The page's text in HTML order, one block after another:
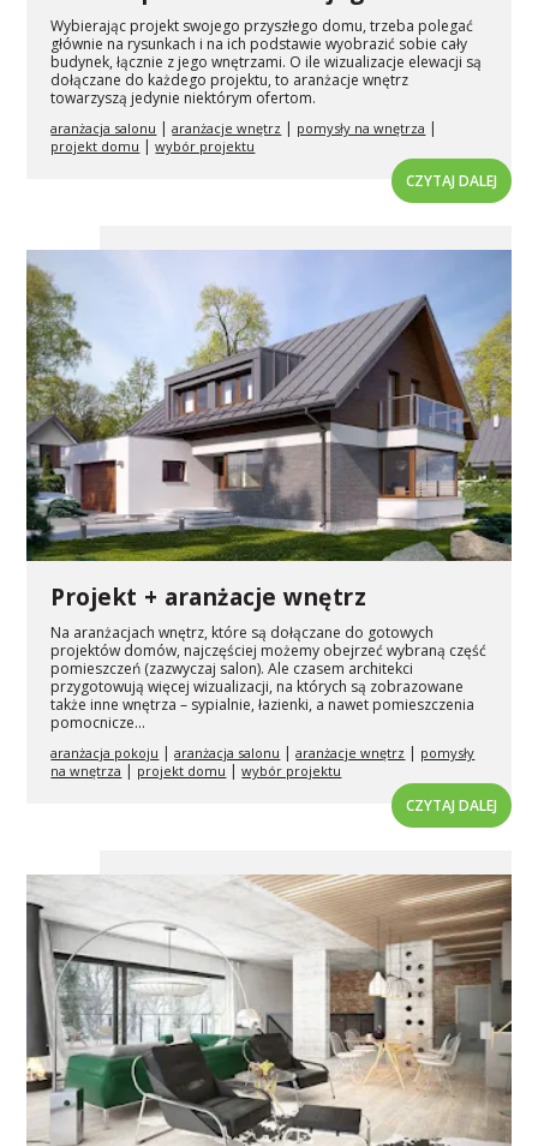
Wybierając projekt swojego przyszłego domu, trzeba polegać
głównie na rysunkach i na ich podstawie wyobrazić sobie cały
budynek, łącznie z jego wnętrzami. O ile wizualizacje elewacji są
dołączane do każdego projektu, to aranżacje wnętrz
towarzyszą jedynie niektórym ofertom.
aranżacja salonu |aranżacje wnętrz | pomysły na wnętrza |
projekt domu |wybór projektu
CZYTAJ DALEJ
Projekt + aranżacje wnętrz
Na aranżacjach wnętrz, które są dołączane do gotowych
projektów domów, najczęściej możemy obejrzeć wybraną część
pomieszczeń (zazwyczaj salon). Ale czasem architekci
przygotowują więcej wizualizacji, na których są zobrazowane
także inne wnętrza – sypialnie, łazienki, a nawet pomieszczenia
pomocnicze...
aranżacja pokoju |aranżacja salonu |aranżacje wnętrz | pomysły
na wnętrza | projekt domu |wybór projektu
CZYTAJ DALEJ